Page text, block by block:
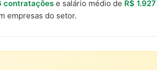
contratações e salário médio de R$ 1.927
empresas do setor.